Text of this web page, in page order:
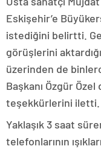
Eskişehir’e
istediğini belirtti.
görüşlerini
üzerinden de
Başkanı Özgür
teşekkürlerini iletti.
Yaklaşık 3 saat
telefonlarının